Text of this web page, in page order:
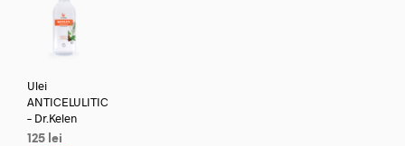
Ulei
ANTICELULITIC
– Dr.Kelen
125 lei